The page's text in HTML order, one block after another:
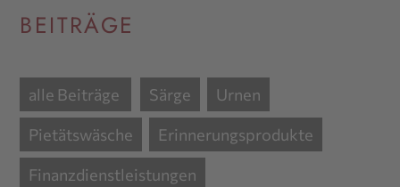
BEITRÄGE
alle Beiträge Särge Urnen
Pietätswäsche Erinnerungsprodukte
Finanzdienstleistungen